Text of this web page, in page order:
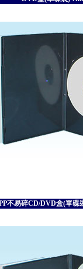
不易碎CD/DVD盒(單碟